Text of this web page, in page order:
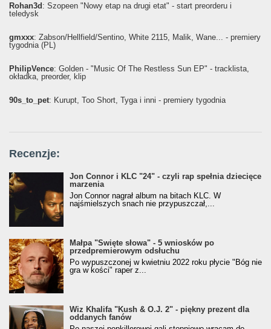
Rohan3d: Szopeen "Nowy etap na drugi etat" - start preorderu i
teledysk
gmxxx: Żabson/Hellfield/Sentino, White 2115, Malik, Wane... - premiery
tygodnia (PL)
PhilipVence: Golden - "Music Of The Restless Sun EP" - tracklista,
okładka, preorder, klip
90s_to_pet: Kurupt, Too Short, Tyga i inni - premiery tygodnia
Recenzje:
Jon Connor i KLC "24" - czyli rap spełnia dziecięce
marzenia
Jon Connor nagrał album na bitach KLC. W
najśmielszych snach nie przypuszczał,...
Małpa "Święte słowa" - 5 wniosków po
przedpremierowym odsłuchu
Po wypuszczonej w kwietniu 2022 roku płycie "Bóg nie
gra w kości" raper z...
Wiz Khalifa "Kush & O.J. 2" - piękny prezent dla
oddanych fanów